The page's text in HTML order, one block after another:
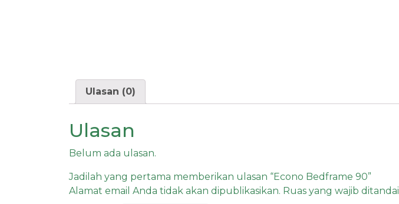
Ulasan (0)
Ulasan
Belum ada ulasan.
Jadilah yang pertama memberikan ulasan “Econo Bedframe 90”
Alamat email Anda tidak akan dipublikasikan. Ruas yang wajib ditandai